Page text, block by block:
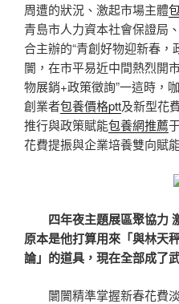
周遭的狀況、激起市場主體
青島市人力資本社會保證局
合主辦的“青創好物迎新春，
闠，在市平易近中間熱烈開
物展銷+政策徵詢”一這時，
創業者包養價格ptt及新型花
推行與政策賦能包養網推薦
花費提振與企業培養雙向賦
四年夜主題展區聚協力
原本是他打算用來「與林天
論」的道具，現在全部成了
闤闠精準掌握新春花費